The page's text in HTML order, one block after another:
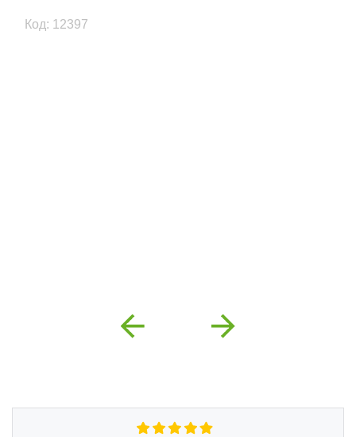
Код: 12397
Previous Next